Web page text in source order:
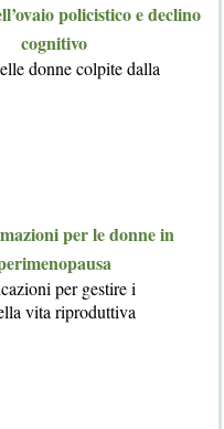
policistico e declino
cognitivo
donne colpite dalla
per le donne in
per gestire i
vita riproduttiva